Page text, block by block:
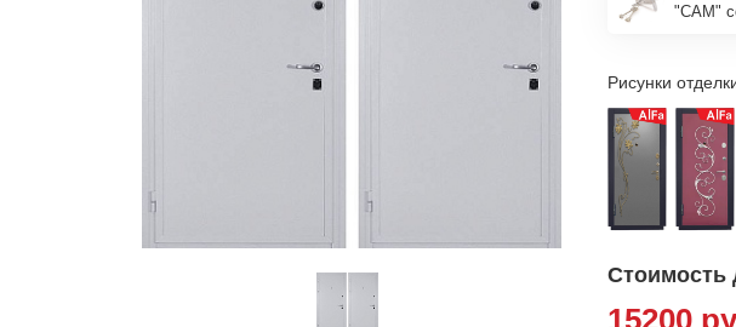
"САМ"
Рисунки
Стоимость
15200